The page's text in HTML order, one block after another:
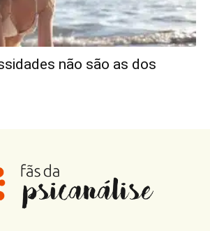
não são as dos